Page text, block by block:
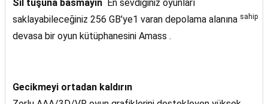
Sil tuşuna basmayın En sevdiğiniz oyunları
saklayabileceğiniz 256 GB'ye1 varan depolama alanına sahip
devasa bir oyun kütüphanesini Amass .
Gecikmeyi ortadan kaldırın